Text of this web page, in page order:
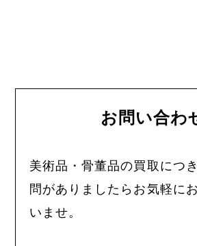
お問い合わ
美術品・骨董品の買取につ
問がありましたらお気軽に
いませ。